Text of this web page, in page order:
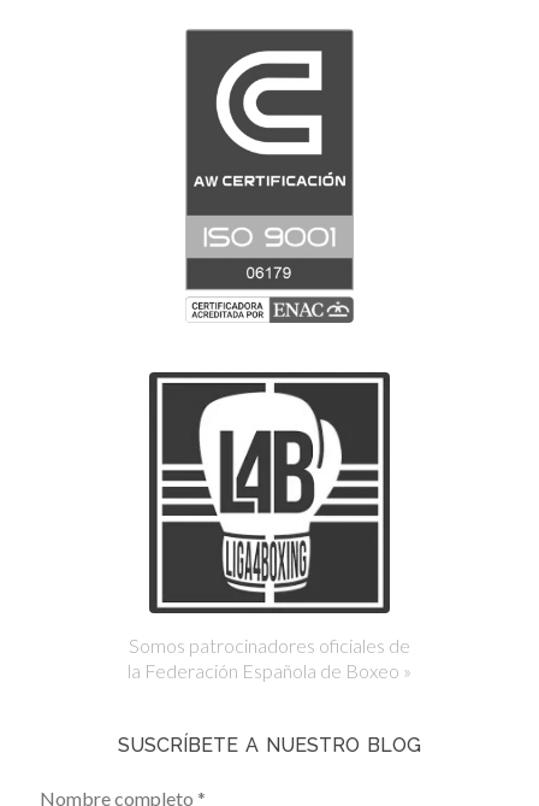
Somos patrocinadores oficiales de
la Federación Española de Boxeo »
SUSCRÍBETE A NUESTRO BLOG